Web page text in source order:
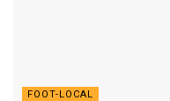
FOOT-LOCAL